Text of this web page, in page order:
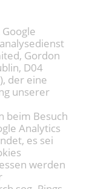
Gordon
D04
der eine
unserer
beim Besuch
Analytics
es sei
werden